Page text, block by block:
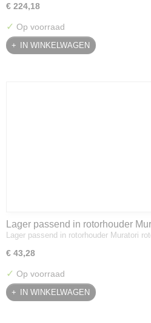
€ 224,18
✓ Op voorraad
IN WINKELWAGEN
Lager passend in rotorhouder
Lager passend in rotorhouder Muratori
€ 43,28
✓ Op voorraad
IN WINKELWAGEN